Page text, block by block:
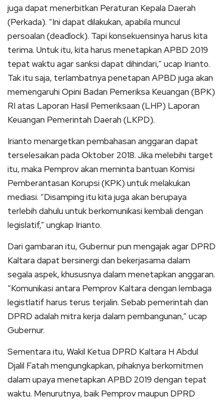
juga dapat menerbitkan Peraturan Kepala Daerah
(Perkada). “Ini dapat dilakukan, apabila muncul
persoalan (deadlock). Tapi konsekuensinya harus kita
terima. Untuk itu, kita harus menetapkan APBD 2019
tepat waktu agar sanksi dapat dihindari,” ucap Irianto.
Tak itu saja, terlambatnya penetapan APBD juga akan
memengaruhi Opini Badan Pemeriksa Keuangan (BPK)
RI atas Laporan Hasil Pemeriksaan (LHP) Laporan
Keuangan Pemerintah Daerah (LKPD).
Irianto menargetkan pembahasan anggaran dapat
terselesaikan pada Oktober 2018. Jika melebihi target
itu, maka Pemprov akan meminta bantuan Komisi
Pemberantasan Korupsi (KPK) untuk melakukan
mediasi. “Disamping itu kita juga akan berupaya
terlebih dahulu untuk berkomunikasi kembali dengan
legislatif,” ungkap Irianto.
Dari gambaran itu, Gubernur pun mengajak agar DPRD
Kaltara dapat bersinergi dan bekerjasama dalam
segala aspek, khususnya dalam menetapkan anggaran.
“Komunikasi antara Pemprov Kaltara dengan lembaga
legistlatif harus terus terjalin. Sebab pemerintah dan
DPRD adalah mitra kerja dalam pembangunan,” ucap
Gubernur.
Sementara itu, Wakil Ketua DPRD Kaltara H Abdul
Djalil Fatah mengungkapkan, pihaknya berkomitmen
dalam upaya menetapkan APBD 2019 dengan tepat
waktu. Menurutnya, baik Pemprov maupun DPRD